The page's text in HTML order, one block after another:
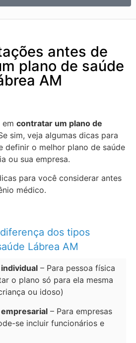
antes de
plano de saúde
AM
em contratar um plano de
sim, veja algumas dicas para
definir o melhor plano de saúde
ou sua empresa.
para você considerar antes
médico.
dos tipos
Lábrea AM
– Para pessoa física
o plano só para ela mesma
ou idoso)
– Para empresas
se incluir funcionários e